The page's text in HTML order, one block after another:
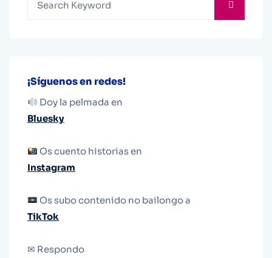
¡Síguenos en redes!
Doy la pelmada en
Bluesky
Os cuento historias en
Instagram
Os subo contenido no bailongo a
TikTok
✉ Respondo